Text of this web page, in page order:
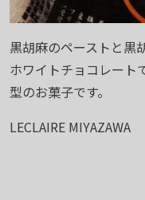
黒胡麻のペーストと黒
ホワイトチョコレート
型のお菓子です。
LECLAIRE MIYAZAWA